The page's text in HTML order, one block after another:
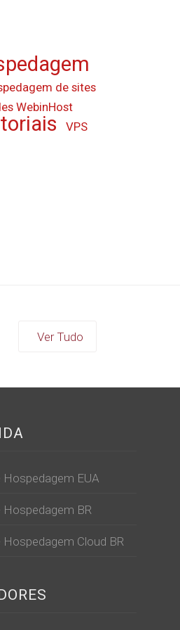
de sites
WebinHost
VPS
Ver Tudo
Hospedagem EUA
Hospedagem BR
Hospedagem Cloud BR